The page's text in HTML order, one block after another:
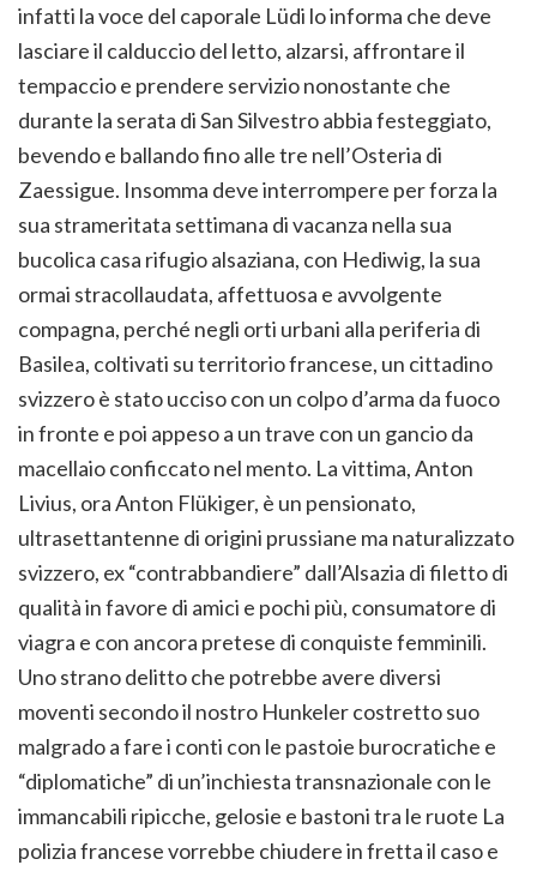
infatti la voce del caporale Lüdi lo informa che deve
lasciare il calduccio del letto, alzarsi, affrontare il
tempaccio e prendere servizio nonostante che
durante la serata di San Silvestro abbia festeggiato,
bevendo e ballando fino alle tre nell’Osteria di
Zaessigue. Insomma deve interrompere per forza la
sua strameritata settimana di vacanza nella sua
bucolica casa rifugio alsaziana, con Hediwig, la sua
ormai stracollaudata, affettuosa e avvolgente
compagna, perché negli orti urbani alla periferia di
Basilea, coltivati su territorio francese, un cittadino
svizzero è stato ucciso con un colpo d’arma da fuoco
in fronte e poi appeso a un trave con un gancio da
macellaio conficcato nel mento. La vittima, Anton
Livius, ora Anton Flükiger, è un pensionato,
ultrasettantenne di origini prussiane ma naturalizzato
svizzero, ex “contrabbandiere” dall’Alsazia di filetto di
qualità in favore di amici e pochi più, consumatore di
viagra e con ancora pretese di conquiste femminili.
Uno strano delitto che potrebbe avere diversi
moventi secondo il nostro Hunkeler costretto suo
malgrado a fare i conti con le pastoie burocratiche e
“diplomatiche” di un’inchiesta transnazionale con le
immancabili ripicche, gelosie e bastoni tra le ruote La
polizia francese vorrebbe chiudere in fretta il caso e